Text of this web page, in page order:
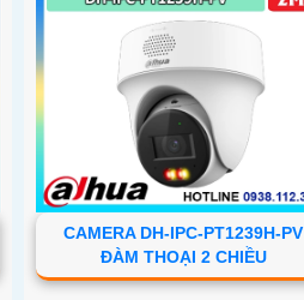
CAMERA DH-IPC-PT1239H-PV
ĐÀM THOẠI 2 CHIỀU